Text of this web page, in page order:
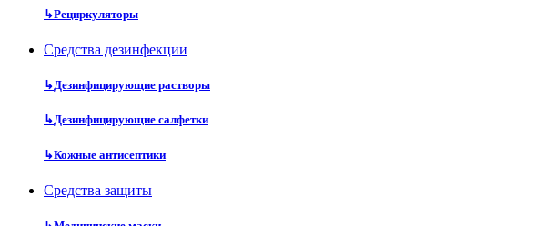
↳Рециркуляторы
Средства дезинфекции
↳Дезинфицирующие растворы
↳Дезинфицирующие салфетки
↳Кожные антисептики
Средства защиты